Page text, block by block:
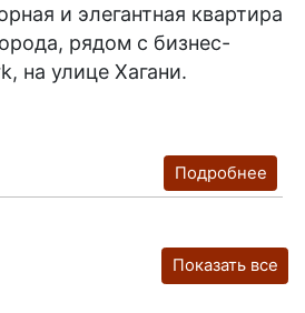
и элегантная квартира
рядом с бизнес-
на улице Хагани.
Подробнее
Показать все